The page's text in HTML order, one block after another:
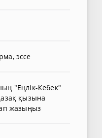
эссе
"Еңлік-Кебек"
қызына
жазыңыз